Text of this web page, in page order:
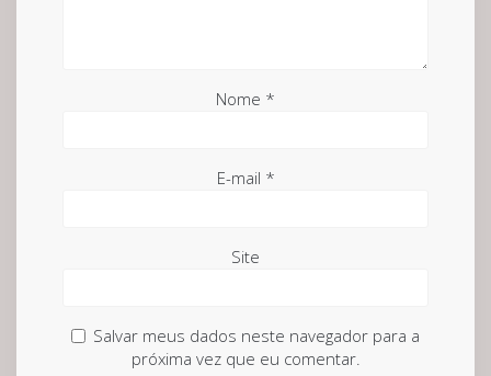
Nome *
E-mail *
Site
Salvar meus dados neste navegador para a
próxima vez que eu comentar.